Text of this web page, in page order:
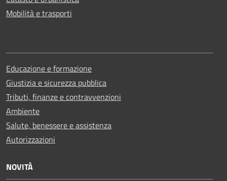
Mobilità e trasporti
Educazione e formazione
Giustizia e sicurezza pubblica
Tributi, finanze e contravvenzioni
Ambiente
Salute, benessere e assistenza
Autorizzazioni
NOVITÀ